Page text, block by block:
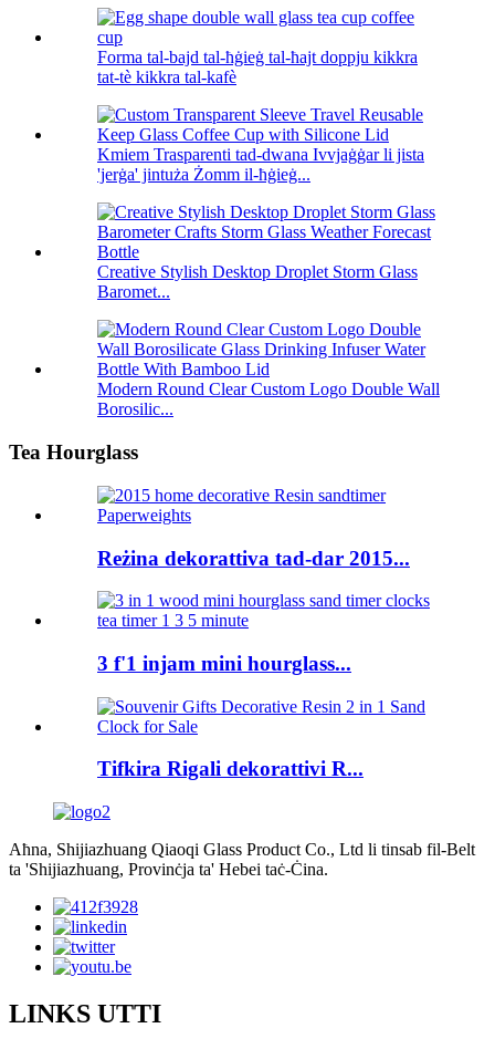
Forma tal-bajd tal-ħġieġ tal-ħajt doppju kikkra
tat-tè kikkra tal-kafè
Kmiem Trasparenti tad-dwana Ivvjaġġar li jista
'jerġa' jintuża Żomm il-ħġieġ...
Creative Stylish Desktop Droplet Storm Glass
Baromet...
Modern Round Clear Custom Logo Double Wall
Borosilic...
Tea Hourglass
Reżina dekorattiva tad-dar 2015...
3 f'1 injam mini hourglass...
Tifkira Rigali dekorattivi R...
Aħna, Shijiazhuang Qiaoqi Glass Product Co., Ltd li tinsab fil-Belt
ta 'Shijiazhuang, Provinċja ta' Hebei taċ-Ċina.
LINKS UTTI